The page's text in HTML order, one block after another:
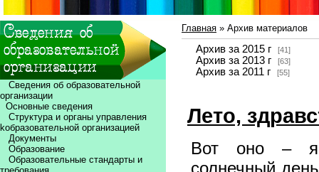
Сведения об образовательной
организации
Основные сведения
Структура и органы управления
kобразовательной организацией
Документы
Образование
Образовательные стандарты и
Главная » Архив материалов
Архив за 2015 г [41]
Архив за 2013 г [63]
Архив за 2011 г [55]
Лето,
Вот оно –